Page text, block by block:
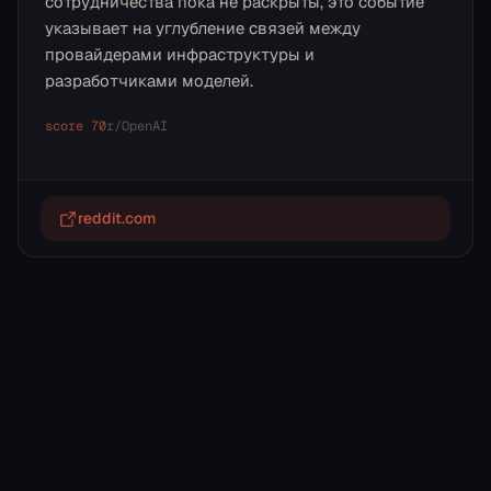
указывает на углубление связей между
провайдерами инфраструктуры и
разработчиками моделей.
score 70r/OpenAI
reddit.com